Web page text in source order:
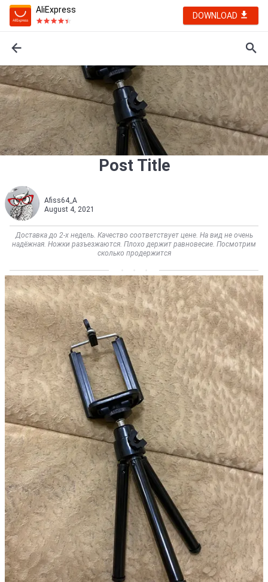
AliExpress
DOWNLOAD
Post Title
Afiss64_A
August 4, 2021
Доставка до 2-х недель. Качество соответствует цене. На вид не очень
надёжная. Ножки разъезжаются. Плохо держит равновесие. Посмотрим
сколько продержится